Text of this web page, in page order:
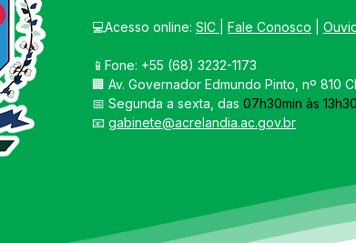
💻Acesso online: SIC Fale Conosco
📱Fone: +55 (68) 3232-1173
🏢 Av. Governador Edmundo Pinto, nº 810
📅 Segunda a sexta, das 07h30min às
📧 gabinete@acrelandia.ac.gov.br